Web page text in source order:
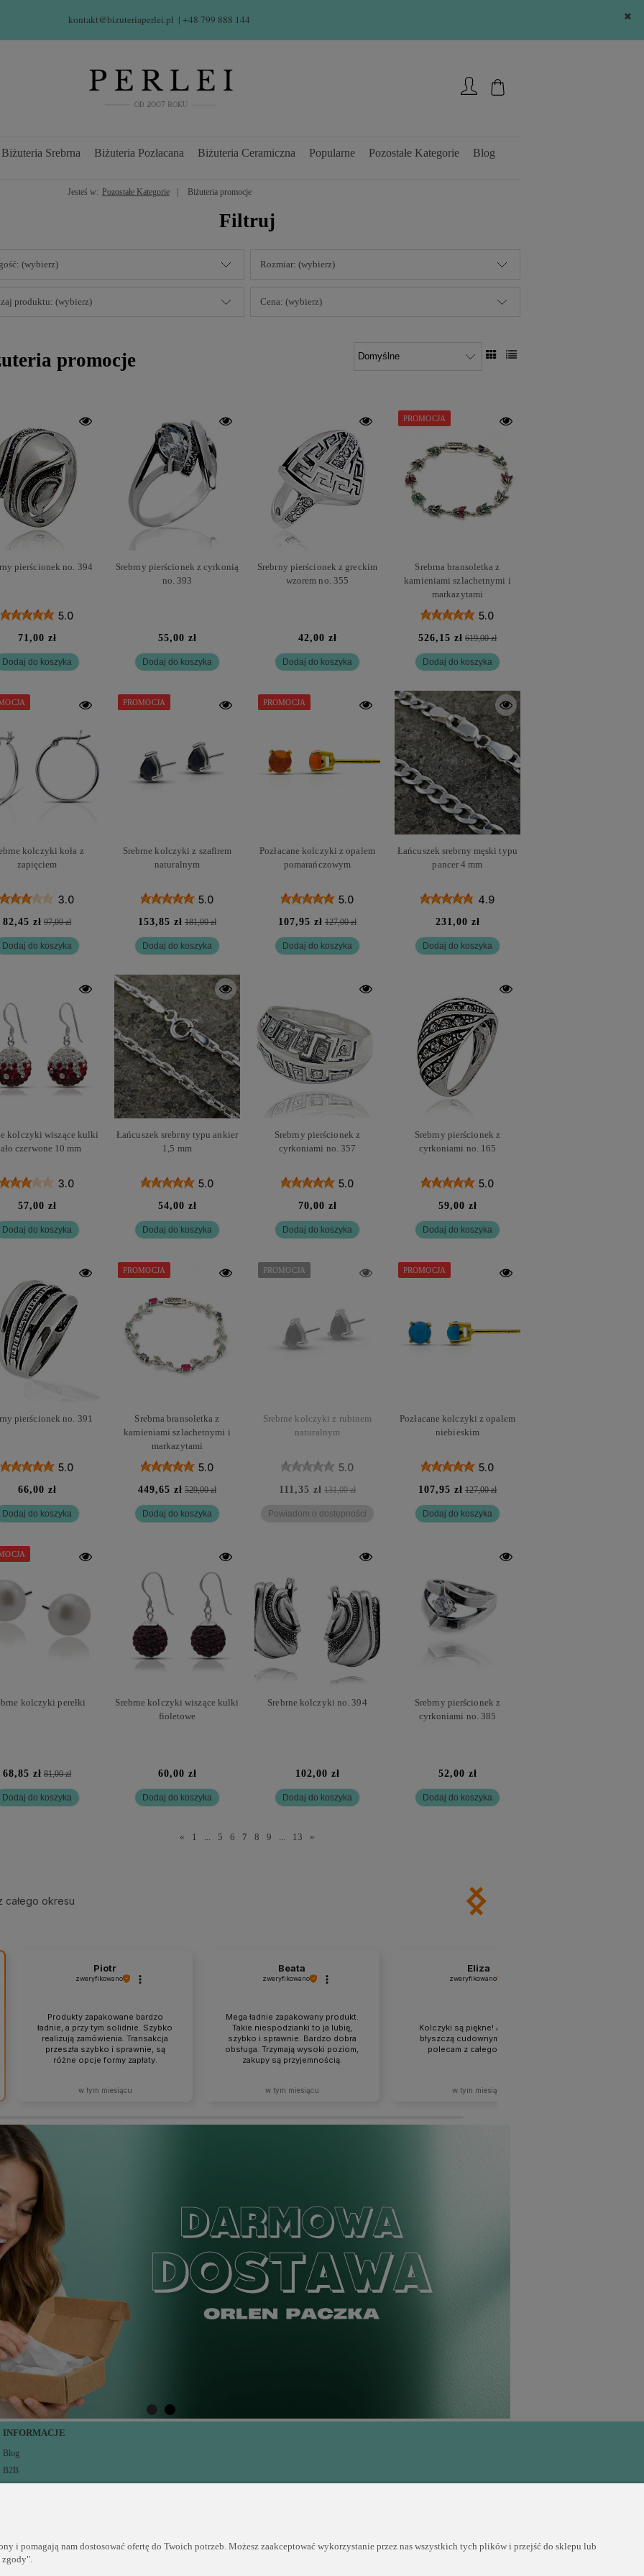
kontakt@bizuteriaperlei.pl | +48 799 888 144
Biżuteria Srebrna Biżuteria Pozłacana Biżuteria Ceramiczna Popularne Pozostałe Kategorie Blog
Jesteś w: Pozostałe Kategorie Biżuteria promocje
Filtruj
(wybierz) Rozmiar: (wybierz)
produktu: (wybierz) Cena: (wybierz)
promocje
pierścionek no. 394
5.0
71,00 zł
Dodaj do koszyka
Srebrny pierścionek z cyrkonią
no. 393
55,00 zł
Dodaj do koszyka
Srebrny pierścionek z greckim
wzorem no. 355
42,00 zł
Dodaj do koszyka
Srebrna bransoletka z
kamieniami szlachetnymi i
markazytami
5.0
526,15 zł 619,00 zł
Dodaj do koszyka
PROMOCJA
kolczyki koła z
zapięciem
3.0
82,45 zł 97,00 zł
Dodaj do koszyka
Srebrne kolczyki z szafirem
naturalnym
5.0
153,85 zł 181,00 zł
Dodaj do koszyka
PROMOCJA
Pozłacane kolczyki z opalem
pomarańczowym
5.0
107,95 zł 127,00 zł
Dodaj do koszyka
PROMOCJA
Łańcuszek srebrny męski typu
pancer 4 mm
4.9
231,00 zł
Dodaj do koszyka
kolczyki wiszące kulki
czerwone 10 mm
3.0
57,00 zł
Dodaj do koszyka
Łańcuszek srebrny typu ankier
1,5 mm
5.0
54,00 zł
Dodaj do koszyka
Srebrny pierścionek z
cyrkoniami no. 357
5.0
70,00 zł
Dodaj do koszyka
Srebrny pierścionek z
cyrkoniami no. 165
5.0
59,00 zł
Dodaj do koszyka
pierścionek no. 391
5.0
66,00 zł
Dodaj do koszyka
Srebrna bransoletka z
kamieniami szlachetnymi i
markazytami
5.0
449,65 zł 529,00 zł
Dodaj do koszyka
PROMOCJA
Srebrne kolczyki z rubinem
naturalnym
5.0
111,35 zł 131,00 zł
Powiadom o dostępności
PROMOCJA
Pozłacane kolczyki z opalem
niebieskim
5.0
107,95 zł 127,00 zł
Dodaj do koszyka
PROMOCJA
kolczyki perełki
68,85 zł 81,00 zł
Dodaj do koszyka
Srebrne kolczyki wiszące kulki
fioletowe
60,00 zł
Dodaj do koszyka
Srebrne kolczyki no. 394
102,00 zł
Dodaj do koszyka
Srebrny pierścionek z
cyrkoniami no. 385
52,00 zł
Dodaj do koszyka
« 1 ... 5 6 7 8 9 ... 13 »
całego okresu
Piotr
zweryfikowano
Produkty zapakowane bardzo
ładnie, a przy tym solidnie. Szybko
realizują zamówienia. Transakcja
przeszła szybko i sprawnie, są
różne opcje formy zapłaty.
w tym miesiącu
Beata
zweryfikowano
Mega ładnie zapakowany produkt.
Takie niespodzianki to ja lubię,
szybko i sprawnie. Bardzo dobra
obsługa. Trzymają wysoki poziom,
zakupy są przyjemnością.
w tym miesiącu
Eliza
zweryfikowano
Kolczyki są piękne! A kamienie
błyszczą cudownym blaskiem,
polecam z całego serca❤️
w tym miesiącu
INFORMACJE
Blog
B2B
Regulamin sklepu internetowego PERLEI
i pomagają nam dostosować ofertę do Twoich potrzeb. Możesz zaakceptować wykorzystanie przez nas wszystkich tych plików i przejść do sklepu lub